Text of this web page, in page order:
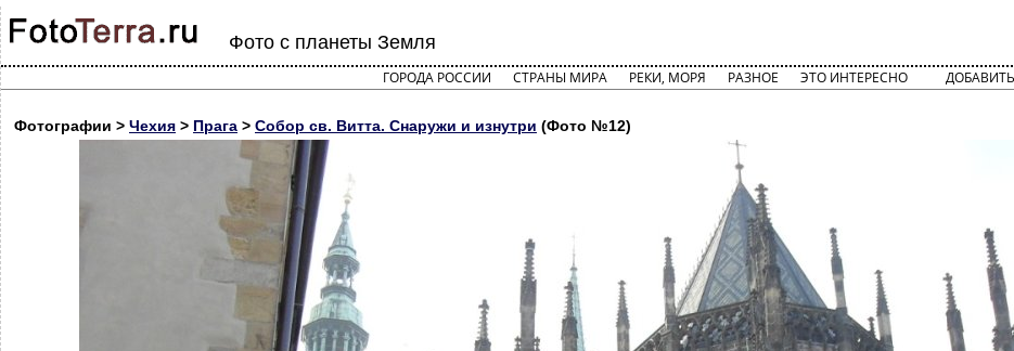
Фото с планеты Земля
ГОРОДА РОССИИ СТРАНЫ МИРА РЕКИ, МОРЯ РАЗНОЕ ЭТО ИНТЕРЕСНО
Фотографии > Чехия > Прага > Собор св. Витта. Снаружи и изнутри (Фото №12)